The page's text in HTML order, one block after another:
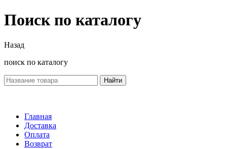
Поиск по каталогу
Назад
поиск по каталогу
Найти
Главная
Доставка
Оплата
Возврат